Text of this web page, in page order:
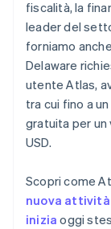
fiscalità, la
leader del
forniamo
Delaware
utente Atlas,
tra cui fino a
gratuita per
USD.
Scopri come
nuova attività
inizia oggi